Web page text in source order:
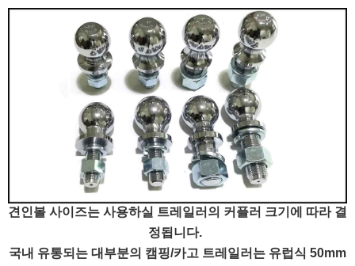
견인볼 사이즈는 사용하실 트레일러의 커플러 크기에 따라 결
정됩니다.
국내 유통되는 대부분의 캠핑/카고 트레일러는 유럽식 50mm